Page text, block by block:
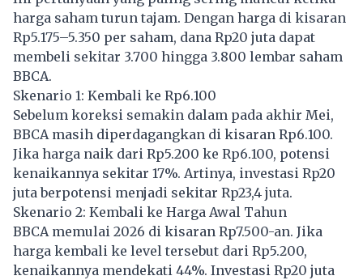
harga saham turun tajam. Dengan harga di kisaran
Rp5.175–5.350 per saham, dana Rp20 juta dapat
membeli sekitar 3.700 hingga 3.800 lembar saham
BBCA.
Skenario 1: Kembali ke Rp6.100
Sebelum koreksi semakin dalam pada akhir Mei,
BBCA masih diperdagangkan di kisaran Rp6.100.
Jika harga naik dari Rp5.200 ke Rp6.100, potensi
kenaikannya sekitar 17%. Artinya, investasi Rp20
juta berpotensi menjadi sekitar Rp23,4 juta.
Skenario 2: Kembali ke Harga Awal Tahun
BBCA memulai 2026 di kisaran Rp7.500-an. Jika
harga kembali ke level tersebut dari Rp5.200,
kenaikannya mendekati 44%. Investasi Rp20 juta